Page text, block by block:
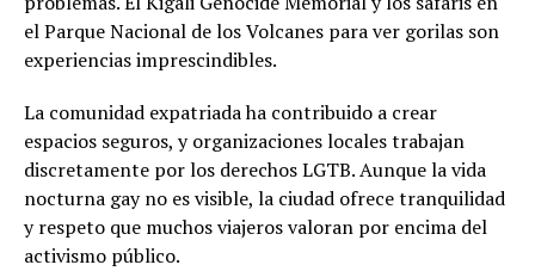
el Parque Nacional de los Volcanes para ver gorilas son
experiencias imprescindibles.
La comunidad expatriada ha contribuido a crear
espacios seguros, y organizaciones locales trabajan
discretamente por los derechos LGTB. Aunque la vida
nocturna gay no es visible, la ciudad ofrece tranquilidad
y respeto que muchos viajeros valoran por encima del
activismo público.